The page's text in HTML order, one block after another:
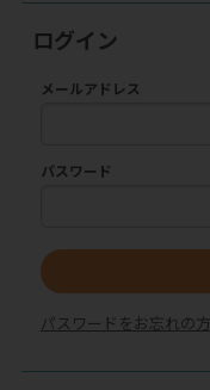
ログイン
メールアドレス
パスワード
パスワードをお忘れの方